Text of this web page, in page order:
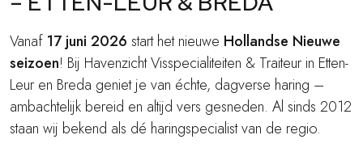
Vanaf 17 juni 2026 start het nieuwe Hollandse Nieuwe
seizoen! Bij Havenzicht Visspecialiteiten & Traiteur in Etten-
Leur en Breda geniet je van échte, dagverse haring –
ambachtelijk bereid en altijd vers gesneden. Al sinds 2012
staan wij bekend als dé haringspecialist van de regio.